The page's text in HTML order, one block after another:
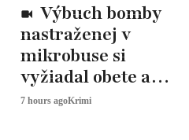
nastraženej v
mikrobuse si
vyžiadal obete a
zranených
7 hours agoKrimi